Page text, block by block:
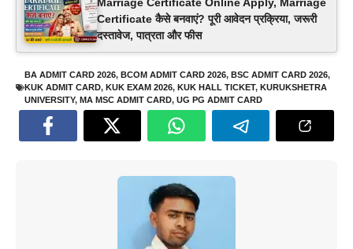
Marriage Certificate Online Apply, Marriage
Certificate कैसे बनवाएं? पूरी आवेदन प्रक्रिया, जरूरी
दस्तावेज, पात्रता और फीस
BA ADMIT CARD 2026, BCOM ADMIT CARD 2026, BSC ADMIT CARD 2026,
KUK ADMIT CARD, KUK EXAM 2026, KUK HALL TICKET, KURUKSHETRA
UNIVERSITY, MA MSC ADMIT CARD, UG PG ADMIT CARD